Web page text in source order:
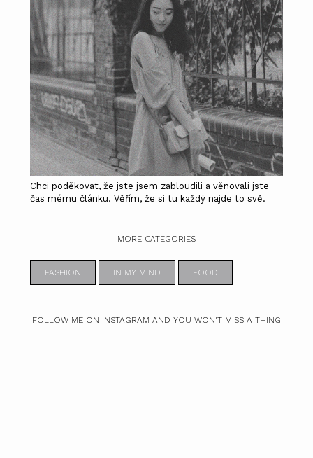
Chci poděkovat, že jste jsem zabloudili a věnovali jste
čas mému článku. Věřím, že si tu každý najde to svě.
MORE CATEGORIES
FASHION IN MY MIND FOOD
FOLLOW ME ON INSTAGRAM AND YOU WON'T MISS A THING